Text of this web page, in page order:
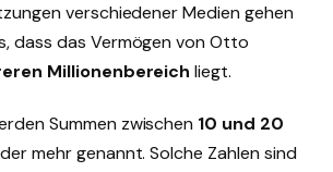
verschiedener Medien gehen
dass das Vermögen von Otto
Millionenbereich liegt.
Summen zwischen 10 und 20
mehr genannt. Solche Zahlen sind